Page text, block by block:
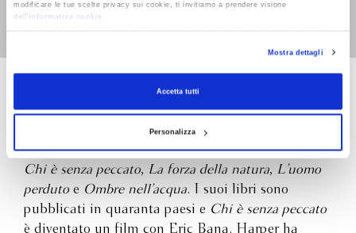
modificare le tue scelte privacy sui cookie, ti invitiamo a prendere visione
dell’
informativa cookie
RevocaMostra dettagli
Accetta tutti
Personalizza
e il desiderio di poter porre la parola fine al mistero induce
crede nel sogno di una vita semplice, i giovanissimi annoiati,
le donne rimaste sole a coltivare la fiducia nel futuro. In
lontananza i profili di tre case diverse, già abbandonate da
tempo, che con i loro occhi ciechi guardano la valle e
custodiscono i loro segreti dietro le assi che sbarrano le
porte. Ancora una volta Jane Harper intreccia le atmosfere
tese del thriller con il suo fine scavo nella mente e nel cuore
dei personaggi, portando alla luce le ragioni inconfessabili e
Traduttore Tommaso Varvello
Jane Harper è l’autrice dei bestseller internazionali
Chi è senza peccato, La forza della natura, L’uomo
perduto e Ombre nell’acqua. I suoi libri sono
pubblicati in quaranta paesi e Chi è senza peccato
è diventato un film con Eric Bana. Harper ha